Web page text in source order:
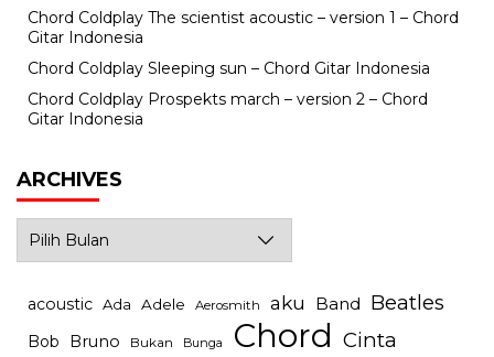
Chord Coldplay The scientist acoustic – version 1 – Chord
Gitar Indonesia
Chord Coldplay Sleeping sun – Chord Gitar Indonesia
Chord Coldplay Prospekts march – version 2 – Chord
Gitar Indonesia
ARCHIVES
acoustic Ada Adele Aerosmith aku Band Beatles
Bob Bruno Bukan Bunga Chord Cinta